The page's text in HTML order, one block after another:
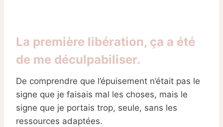
La première libération, ça a été
de me déculpabiliser.
De comprendre que l’épuisement n’était pas le
signe que je faisais mal les choses, mais le
signe que je portais trop, seule, sans les
ressources adaptées.